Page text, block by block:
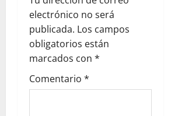
a
d
a
s
electrónico no será
publicada. Los campos
obligatorios están
marcados con *
Comentario *